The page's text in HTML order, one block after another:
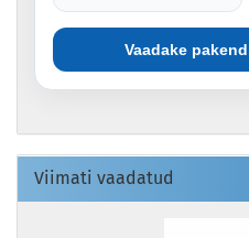
Vaadake
Viimati vaadatud